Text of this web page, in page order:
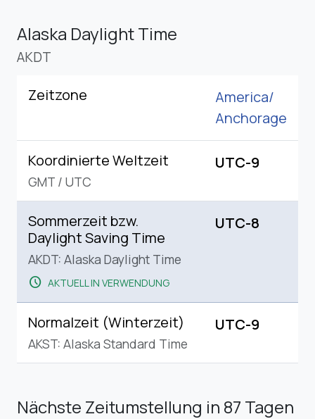
Alaska Daylight Time
AKDT
Zeitzone
America/
Anchorage
Koordinierte Weltzeit
GMT / UTC
UTC-9
Sommerzeit bzw.
Daylight Saving Time
AKDT: Alaska Daylight Time
schedule AKTUELL IN VERWENDUNG
UTC-8
Normalzeit (Winterzeit)
AKST: Alaska Standard Time
UTC-9
Nächste Zeitumstellung in 87 Tagen